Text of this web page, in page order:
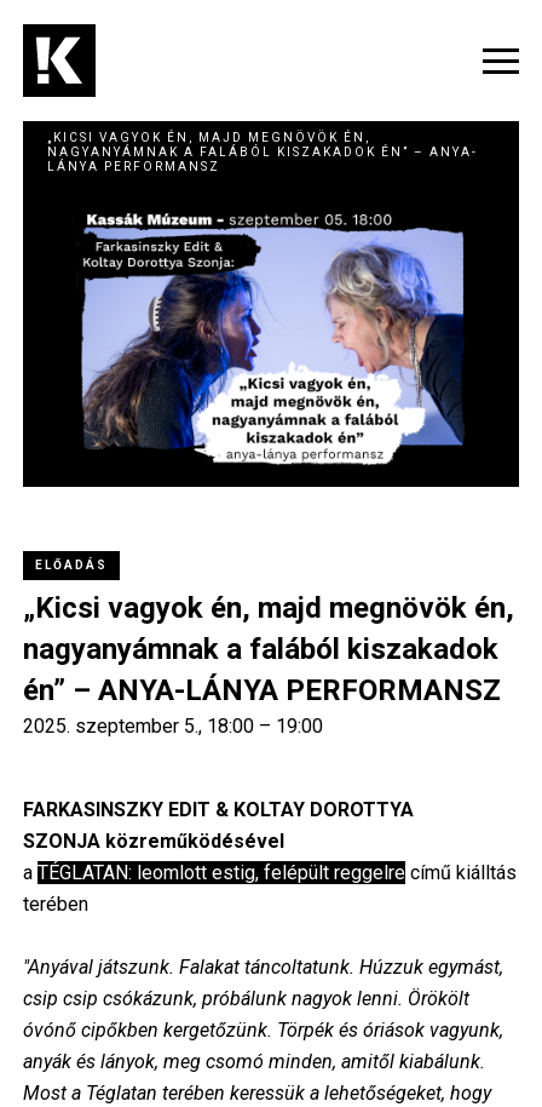
tartalomra
„KICSI VAGYOK ÉN, MAJD MEGNÖVÖK ÉN,
NAGYANYÁMNAK A FALÁBÓL KISZAKADOK ÉN” – ANYA-
LÁNYA PERFORMANSZ
ELŐADÁS
„Kicsi vagyok én, majd megnövök én,
nagyanyámnak a falából kiszakadok
én” – ANYA-LÁNYA PERFORMANSZ
2025. szeptember 5., 18:00 – 19:00
FARKASINSZKY EDIT & KOLTAY DOROTTYA
SZONJA közreműködésével
a TÉGLATAN: leomlott estig, felépült reggelrecímű kiálltás
terében
"Anyával játszunk. Falakat táncoltatunk. Húzzuk egymást,
csip csip csókázunk, próbálunk nagyok lenni. Örökölt
óvónő cipőkben kergetőzünk. Törpék és óriások vagyunk,
anyák és lányok, meg csomó minden, amitől kiabálunk.
Most a Téglatan terében keressük a lehetőségeket, hogy